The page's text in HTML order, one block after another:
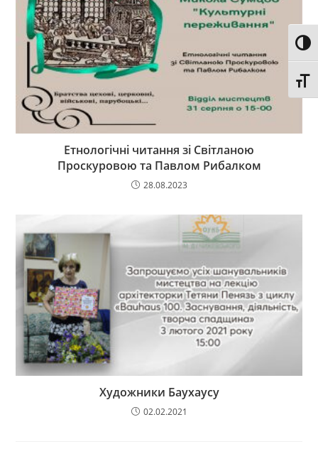
Етнологічні читання зі Світланою
Проскуровою та Павлом Рибалком
28.08.2023
Художники Баухаусу
02.02.2021